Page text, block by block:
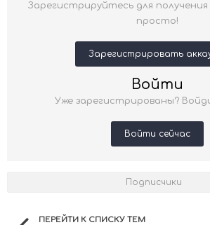
Зарегистрируйтесь для
просто!
Зарегистрировать
Войти
Уже зарегистрированы?
Войти сейчас
Подписчики
ПЕРЕЙТИ К СПИСКУ ТЕМ